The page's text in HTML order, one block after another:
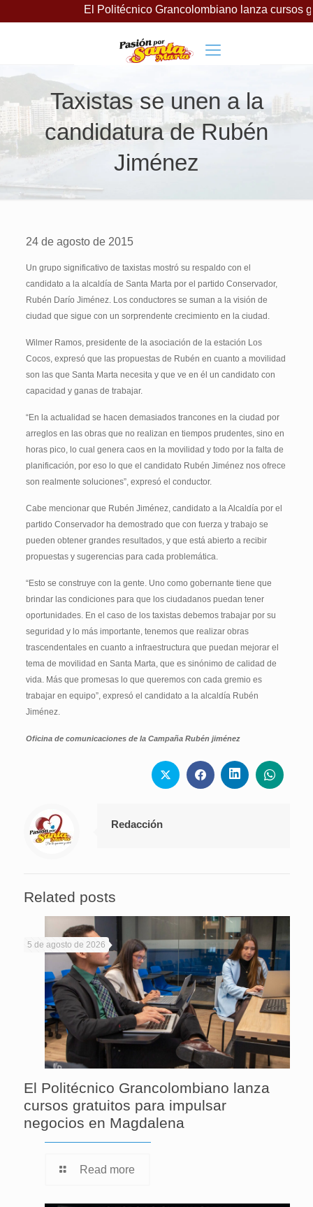
El Politécnico Grancolombiano lanza cursos gratuitos
Taxistas se unen a la
candidatura de Rubén
Jiménez
24 de agosto de 2015
Un grupo significativo de taxistas mostró su respaldo con el
candidato a la alcaldía de Santa Marta por el partido Conservador,
Rubén Darío Jiménez. Los conductores se suman a la visión de
ciudad que sigue con un sorprendente crecimiento en la ciudad.
Wilmer Ramos, presidente de la asociación de la estación Los
Cocos, expresó que las propuestas de Rubén en cuanto a movilidad
son las que Santa Marta necesita y que ve en él un candidato con
capacidad y ganas de trabajar.
“En la actualidad se hacen demasiados trancones en la ciudad por
arreglos en las obras que no realizan en tiempos prudentes, sino en
horas pico, lo cual genera caos en la movilidad y todo por la falta de
planificación, por eso lo que el candidato Rubén Jiménez nos ofrece
son realmente soluciones”, expresó el conductor.
Cabe mencionar que Rubén Jiménez, candidato a la Alcaldía por el
partido Conservador ha demostrado que con fuerza y trabajo se
pueden obtener grandes resultados, y que está abierto a recibir
propuestas y sugerencias para cada problemática.
“Esto se construye con la gente. Uno como gobernante tiene que
brindar las condiciones para que los ciudadanos puedan tener
oportunidades. En el caso de los taxistas debemos trabajar por su
seguridad y lo más importante, tenemos que realizar obras
trascendentales en cuanto a infraestructura que puedan mejorar el
tema de movilidad en Santa Marta, que es sinónimo de calidad de
vida. Más que promesas lo que queremos con cada gremio es
trabajar en equipo”, expresó el candidato a la alcaldía Rubén
Jiménez.
Oficina de comunicaciones de la Campaña Rubén jiménez
Redacción
Related posts
5 de agosto de 2026
El Politécnico Grancolombiano lanza
cursos gratuitos para impulsar
negocios en Magdalena
Read more